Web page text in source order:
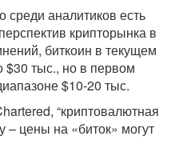
среди аналитиков есть
крипторынка в
биткоин в текущем
$30 тыс., но в первом
$10-20 тыс.
“криптовалютная
– цены на «биток» могут